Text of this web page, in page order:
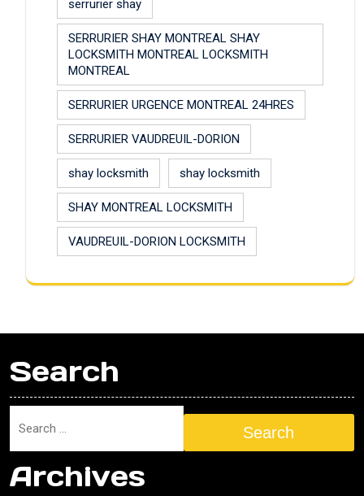
serrurier shay
SERRURIER SHAY MONTREAL SHAY
LOCKSMITH MONTREAL LOCKSMITH
MONTREAL
SERRURIER URGENCE MONTREAL 24HRES
SERRURIER VAUDREUIL-DORION
shay locksmith shay locksmith
SHAY MONTREAL LOCKSMITH
VAUDREUIL-DORION LOCKSMITH
Search
Search
Archives